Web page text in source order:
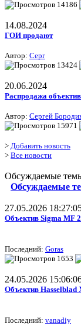
14186
14.08.2024
ГОИ продают
Автор: Серг
13424
20.06.2024
Распродажа
Автор: Сергей
15971
> Добавить новость
> Все новости
Обсуждаемые
Обсуждаемые
27.05.2026
Объектив Sigma MF
Последний: Goras
1653
24.05.2026
Объектив Hasselblad
Последний: vanadiy